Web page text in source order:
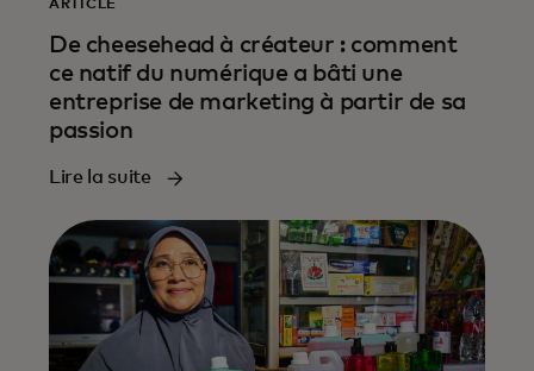
ARTICLE
De cheesehead à créateur : comment
ce natif du numérique a bâti une
entreprise de marketing à partir de sa
passion
Lire la suite